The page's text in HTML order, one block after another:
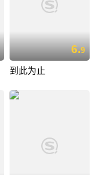
6.9
到此为止